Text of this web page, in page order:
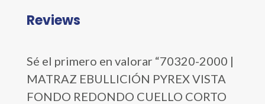
Reviews
Sé el primero en valorar “70320-2000 |
MATRAZ EBULLICIÓN PYREX VISTA
FONDO REDONDO CUELLO CORTO